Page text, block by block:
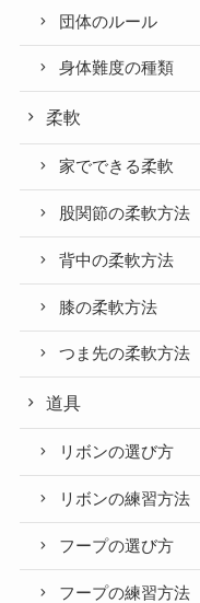
団体のルール
身体難度の種類
柔軟
家でできる柔軟
股関節の柔軟方法
背中の柔軟方法
膝の柔軟方法
つま先の柔軟方法
道具
リボンの選び方
リボンの練習方法
フープの選び方
フープの練習方法